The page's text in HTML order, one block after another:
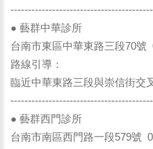
● 藝群中華診所
台南市東區中華東路三段70號
路線引導：
臨近中華東路三段與崇信街交
● 藝群西門診所
台南市南區西門路一段579號